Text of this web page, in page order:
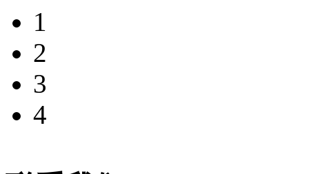
1
2
3
4